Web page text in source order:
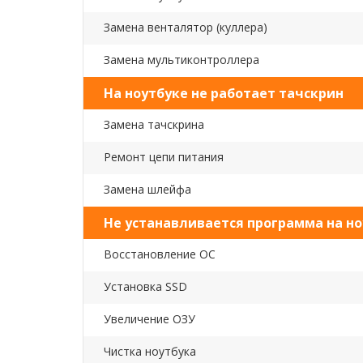
Замена венталятор (куллера)
Замена мультиконтроллера
На ноутбуке не работает тачскрин
Замена тачскрина
Ремонт цепи питания
Замена шлейфа
Не устанавливается программа на
Восстановление ОС
Установка SSD
Увеличение ОЗУ
Чистка ноутбука